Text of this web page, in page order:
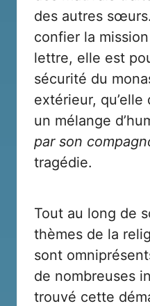
des autres
confier la
lettre, elle est
sécurité du
extérieur,
un mélange
par son
tragédie.
Tout au long de
thèmes de la
sont
de nombreuses
trouvé cette